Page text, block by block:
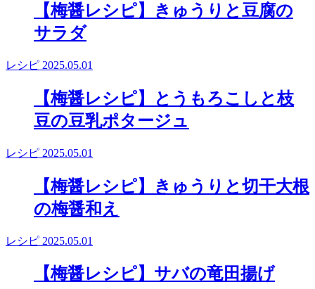
【梅醤レシピ】きゅうりと豆腐の
サラダ
レシピ 2025.05.01
【梅醤レシピ】とうもろこしと枝
豆の豆乳ポタージュ
レシピ 2025.05.01
【梅醤レシピ】きゅうりと切干大根
の梅醤和え
レシピ 2025.05.01
【梅醤レシピ】サバの竜田揚げ